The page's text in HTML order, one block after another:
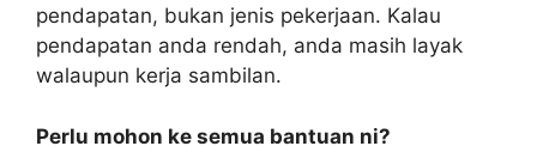
pendapatan, bukan jenis pekerjaan. Kalau
pendapatan anda rendah, anda masih layak
walaupun kerja sambilan.
Perlu mohon ke semua bantuan ni?